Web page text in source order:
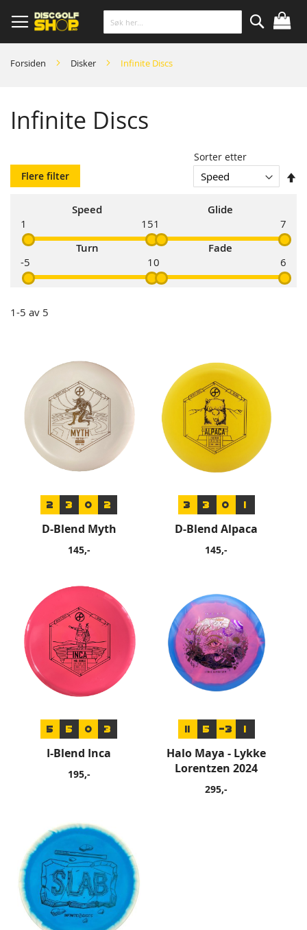
to
Content
Søk
Forsiden Disker Infinite Discs
Infinite Discs
Flere filter
Speed
1 15
Glide
1 7
Turn
-5 1
Fade
0 6
1-5 av 5
Sorter etter
2 3 0 2
D-Blend Myth
145,-
3 3 0 1
D-Blend Alpaca
145,-
5 5 0 3
I-Blend Inca
195,-
11 5 -3 1
Halo Maya - Lykke
Lorentzen 2024
295,-